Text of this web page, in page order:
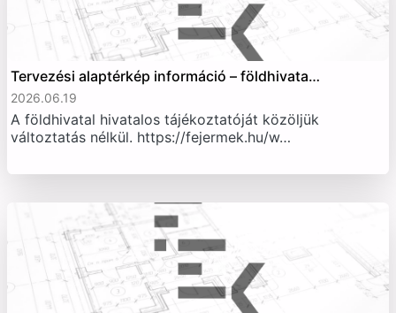
Tervezési alaptérkép információ – földhivata…
2026.06.19
A földhivatal hivatalos tájékoztatóját közöljük
változtatás nélkül. https://fejermek.hu/w…